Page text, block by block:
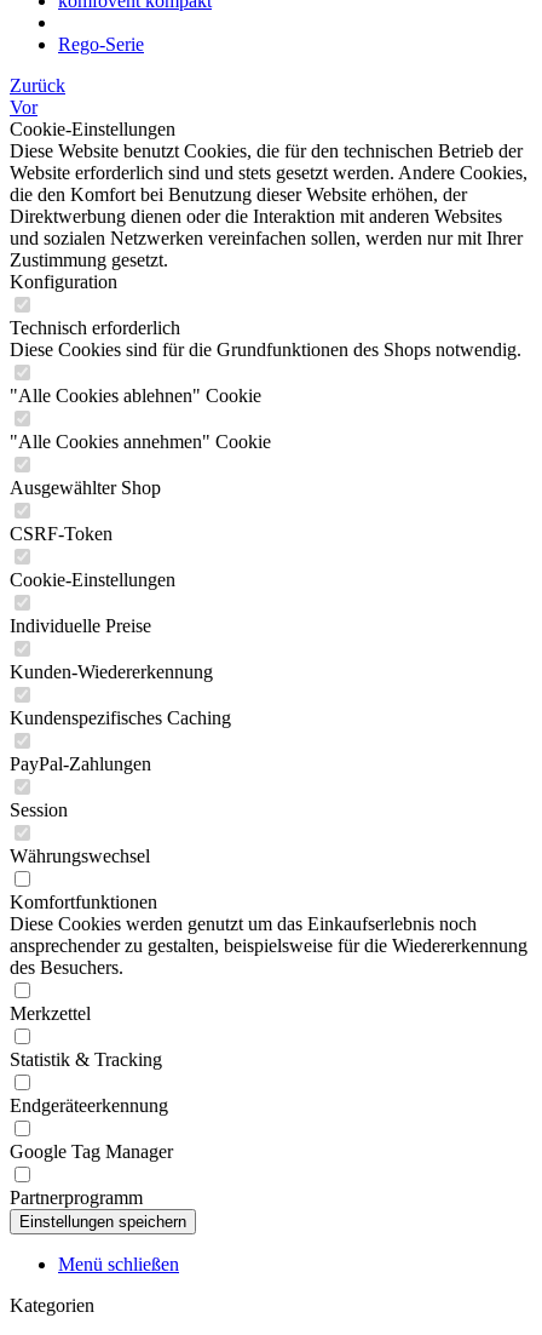
Rego-Serie
Zurück
Vor
Cookie-Einstellungen
Diese Website benutzt Cookies, die für den technischen Betrieb der
Website erforderlich sind und stets gesetzt werden. Andere Cookies,
die den Komfort bei Benutzung dieser Website erhöhen, der
Direktwerbung dienen oder die Interaktion mit anderen Websites
und sozialen Netzwerken vereinfachen sollen, werden nur mit Ihrer
Zustimmung gesetzt.
Konfiguration
Technisch erforderlich
Diese Cookies sind für die Grundfunktionen des Shops notwendig.
"Alle Cookies ablehnen" Cookie
"Alle Cookies annehmen" Cookie
Ausgewählter Shop
CSRF-Token
Cookie-Einstellungen
Individuelle Preise
Kunden-Wiedererkennung
Kundenspezifisches Caching
PayPal-Zahlungen
Session
Währungswechsel
Komfortfunktionen
Diese Cookies werden genutzt um das Einkaufserlebnis noch
ansprechender zu gestalten, beispielsweise für die Wiedererkennung
des Besuchers.
Merkzettel
Statistik & Tracking
Endgeräteerkennung
Google Tag Manager
Partnerprogramm
Menü schließen
Kategorien